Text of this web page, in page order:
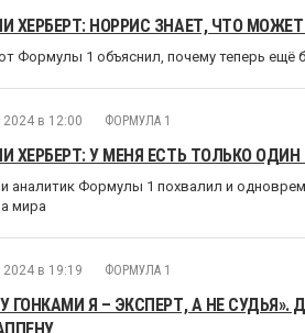
ХЕРБЕРТ: НОРРИС ЗНАЕТ, ЧТО
Формулы 1 объяснил, почему теперь ещё
2024 в 12:00 ФОРМУЛА 1
ХЕРБЕРТ: У МЕНЯ ЕСТЬ ТОЛЬКО
аналитик Формулы 1 похвалил и
мира
2024 в 19:19 ФОРМУЛА 1
ГОНКАМИ Я – ЭКСПЕРТ, А НЕ СУДЬЯ».